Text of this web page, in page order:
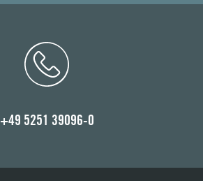
+49 5251 39096-0